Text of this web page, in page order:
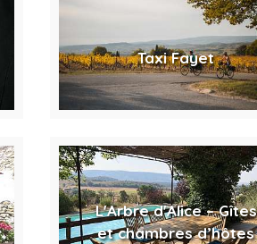
Taxi Fayet
L'Arbre d'Alice – Gîtes
et chambres d’hôtes